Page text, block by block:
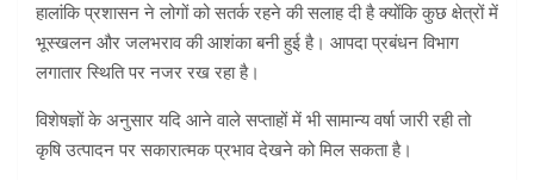
हालांकि प्रशासन ने लोगों को सतर्क रहने की सलाह दी है क्योंकि कुछ क्षेत्रों में
भूस्खलन और जलभराव की आशंका बनी हुई है। आपदा प्रबंधन विभाग
लगातार स्थिति पर नजर रख रहा है।
विशेषज्ञों के अनुसार यदि आने वाले सप्ताहों में भी सामान्य वर्षा जारी रही तो
कृषि उत्पादन पर सकारात्मक प्रभाव देखने को मिल सकता है।